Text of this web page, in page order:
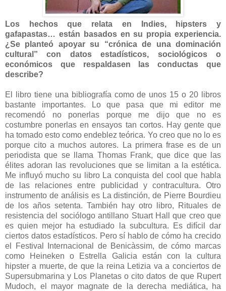
Los hechos que relata en Indies, hipsters y
gafapastas… están basados en su propia experiencia.
¿Se planteó apoyar su “crónica de una dominación
cultural” con datos estadísticos, sociológicos o
económicos que respaldasen las conductas que
describe?
El libro tiene una bibliografía como de unos 15 o 20 libros
bastante importantes. Lo que pasa que mi editor me
recomendó no ponerlas porque me dijo que no es
costumbre ponerlas en ensayos tan cortos. Hay gente que
ha tomado esto como endeblez teórica. Yo creo que no lo es
porque cito a muchos autores. La primera frase es de un
periodista que se llama Thomas Frank, que dice que las
élites adoran las revoluciones que se limitan a la estética.
Me influyó mucho su libro La conquista del cool que habla
de las relaciones entre publicidad y contracultura. Otro
instrumento de análisis es La distinción, de Pierre Bourdieu
de los años setenta. También hay otro libro, Rituales de
resistencia del sociólogo antillano Stuart Hall que creo que
es quien mejor ha estudiado la subcultura. Es difícil dar
ciertos datos estadísticos. Pero sí hablo de cómo ha crecido
el Festival Internacional de Benicàssim, de cómo marcas
como Heineken o Estrella Galicia están con la cultura
hipster a muerte, de que la reina Letizia va a conciertos de
Supersubmarina y Los Planetas o cito datos de que Rupert
Mudoch, el mayor magnate de la derecha mediática, ha